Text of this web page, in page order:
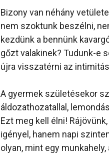
Bizony van néhány
nem szoktunk beszélni,
kezdünk a bennünk
gőzt valakinek? Tudunk-e
újra visszatérni az
A gyermek születésekor
áldozathozatallal,
Ezt meg kell élni!
igényel, hanem napi
olyan, mint egy